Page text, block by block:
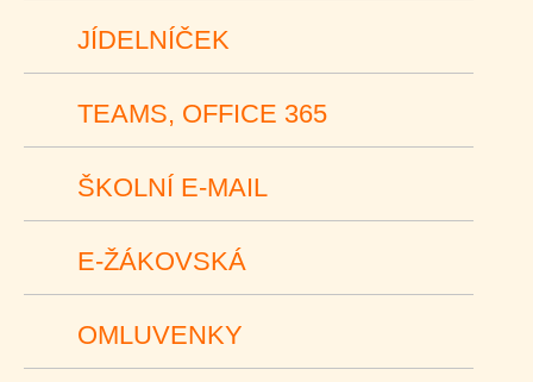
JÍDELNÍČEK
TEAMS, OFFICE 365
ŠKOLNÍ E-MAIL
E-ŽÁKOVSKÁ
OMLUVENKY